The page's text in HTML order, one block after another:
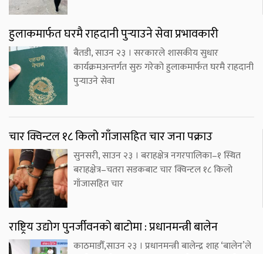
हुलाकमार्फत घरमै राहदानी पुर्‍याउने सेवा प्रभावकारी
बैतडी, साउन २३ । सरकारले शासकीय सुधार
कार्यक्रमअन्तर्गत सुरु गरेको हुलाकमार्फत घरमै राहदानी
पुर्‍याउने सेवा
चार क्विन्टल १८ किलो गाँजासहित चार जना पक्राउ
सुनसरी, साउन २३ । बराहक्षेत्र नगरपालिका–१ स्थित
बराहक्षेत्र–चतरा सडकबाट चार क्विन्टल १८ किलो
गाँजासहित चार
राष्ट्रिय उद्योग पुनर्जीवनको बाटोमा : प्रधानमन्त्री बालेन
काठमाडौँ,साउन २३ । प्रधानमन्त्री बालेन्द्र शाह ‘बालेन’ले